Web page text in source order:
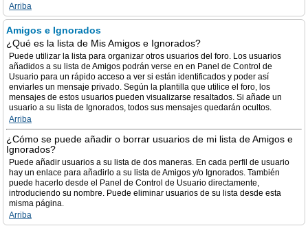
Arriba
Amigos e Ignorados
¿Qué es la lista de Mis Amigos e Ignorados?
Puede utilizar la lista para organizar otros usuarios del foro. Los usuarios
añadidos a su lista de Amigos podrán verse en en Panel de Control de
Usuario para un rápido acceso a ver si están identificados y poder así
enviarles un mensaje privado. Según la plantilla que utilice el foro, los
mensajes de estos usuarios pueden visualizarse resaltados. Si añade un
usuario a su lista de Ignorados, todos sus mensajes quedarán ocultos.
Arriba
¿Cómo se puede añadir o borrar usuarios de mi lista de Amigos e
Ignorados?
Puede añadir usuarios a su lista de dos maneras. En cada perfil de usuario
hay un enlace para añadirlo a su lista de Amigos y/o Ignorados. También
puede hacerlo desde el Panel de Control de Usuario directamente,
introduciendo su nombre. Puede eliminar usuarios de su lista desde esta
misma página.
Arriba